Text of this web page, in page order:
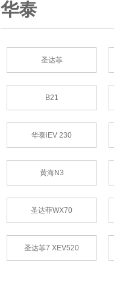
华泰
圣达菲
B21
华泰iEV 230
黄海N3
圣达菲WX70
圣达菲7 XEV520